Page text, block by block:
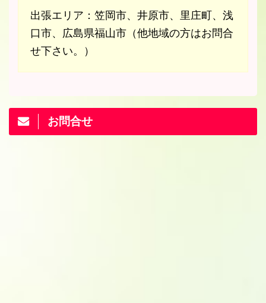
出張エリア：笠岡市、井原市、里庄町、浅
口市、広島県福山市（他地域の方はお問合
せ下さい。）
お問合せ